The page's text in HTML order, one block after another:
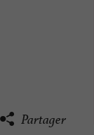
Partager